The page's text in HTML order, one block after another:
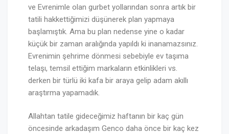
ve Evrenimle olan gurbet yollarından sonra artık bir
tatili hakkettiğimizi düşünerek plan yapmaya
başlamıştık. Ama bu plan nedense yine o kadar
küçük bir zaman aralığında yapıldı ki inanamazsınız.
Evrenimin şehrime dönmesi sebebiyle ev taşıma
telaşı, temsil ettiğim markaların etkinlikleri vs.
derken bir türlü iki kafa bir araya gelip adam akıllı
araştırma yapamadık.
Allahtan tatile gideceğimiz haftanın bir kaç gün
öncesinde arkadaşım Genco daha önce bir kaç kez